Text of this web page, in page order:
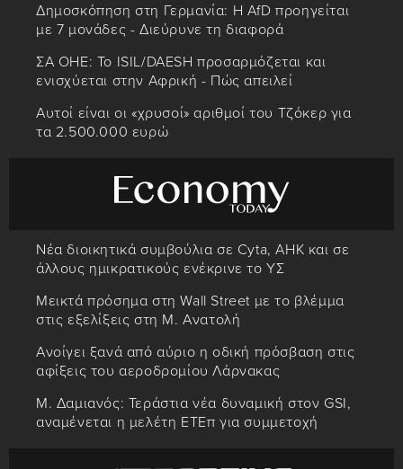
Δημοσκόπηση στη Γερμανία: Η AfD προηγείται
με 7 μονάδες - Διεύρυνε τη διαφορά
ΣΑ ΟΗΕ: Το ISIL/DAESH προσαρμόζεται και
ενισχύεται στην Αφρική - Πώς απειλεί
Αυτοί είναι οι «χρυσοί» αριθμοί του Τζόκερ για
τα 2.500.000 ευρώ
Νέα διοικητικά συμβούλια σε Cyta, AHK και σε
άλλους ημικρατικούς ενέκρινε το ΥΣ
Μεικτά πρόσημα στη Wall Street με το βλέμμα
στις εξελίξεις στη Μ. Ανατολή
Ανοίγει ξανά από αύριο η οδική πρόσβαση στις
αφίξεις του αεροδρομίου Λάρνακας
Μ. Δαμιανός: Τεράστια νέα δυναμική στον GSI,
αναμένεται η μελέτη ΕΤΕπ για συμμετοχή